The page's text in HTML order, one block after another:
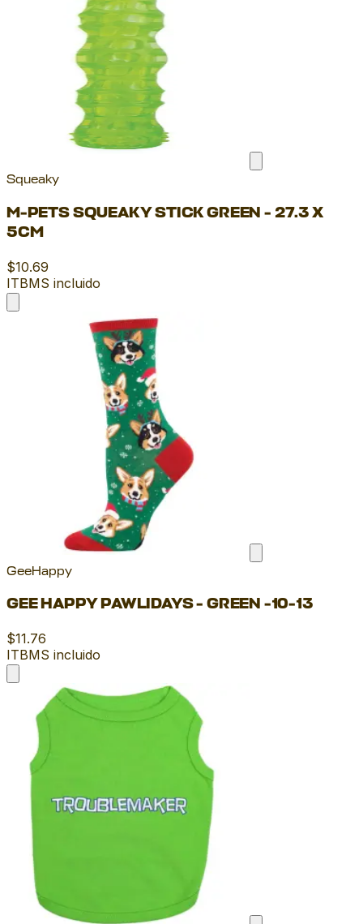
Squeaky
M-PETS SQUEAKY STICK GREEN - 27.3 X
5CM
$10.69
ITBMS incluido
GeeHappy
GEE HAPPY PAWLIDAYS - GREEN -10-13
$11.76
ITBMS incluido